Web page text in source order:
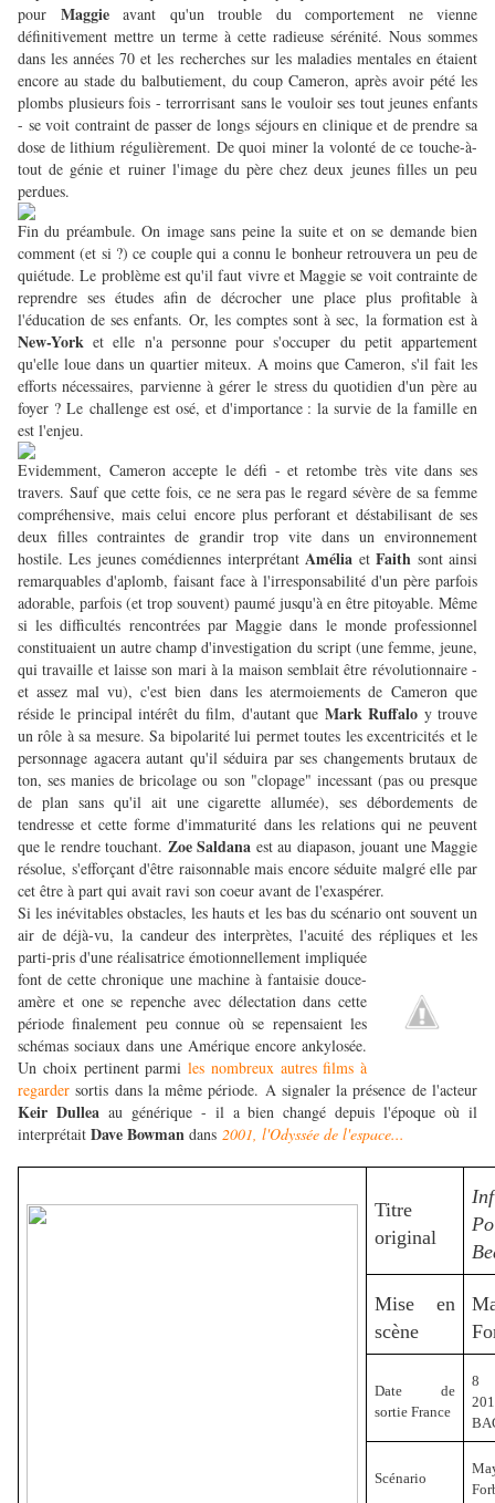
pour Maggie avant qu'un trouble du comportement ne vienne
définitivement mettre un terme à cette radieuse sérénité. Nous sommes
dans les années 70 et les recherches sur les maladies mentales en étaient
encore au stade du balbutiement, du coup Cameron, après avoir pété les
plombs plusieurs fois - terrorrisant sans le vouloir ses tout jeunes enfants
- se voit contraint de passer de longs séjours en clinique et de prendre sa
dose de lithium régulièrement. De quoi miner la volonté de ce touche-à-
tout de génie et ruiner l'image du père chez deux jeunes filles un peu
perdues.
Fin du préambule. On image sans peine la suite et on se demande bien
comment (et si ?) ce couple qui a connu le bonheur retrouvera un peu de
quiétude. Le problème est qu'il faut vivre et Maggie se voit contrainte de
reprendre ses études afin de décrocher une place plus profitable à
l'éducation de ses enfants. Or, les comptes sont à sec, la formation est à
New-Yorket elle n'a personne pour s'occuper du petit appartement
qu'elle loue dans un quartier miteux. A moins que Cameron, s'il fait les
efforts nécessaires, parvienne à gérer le stress du quotidien d'un père au
foyer ? Le challenge est osé, et d'importance : la survie de la famille en
est l'enjeu.
Evidemment, Cameron accepte le défi - et retombe très vite dans ses
travers. Sauf que cette fois, ce ne sera pas le regard sévère de sa femme
compréhensive, mais celui encore plus perforant et déstabilisant de ses
deux filles contraintes de grandir trop vite dans un environnement
hostile. Les jeunes comédiennes interprétantAmélia etFaith sont ainsi
remarquables d'aplomb, faisant face à l'irresponsabilité d'un père parfois
adorable, parfois (et trop souvent) paumé jusqu'à en être pitoyable. Même
si les difficultés rencontrées par Maggie dans le monde professionnel
constituaient un autre champ d'investigation du script (une femme, jeune,
qui travaille et laisse son mari à la maison semblait être révolutionnaire -
et assez mal vu), c'est bien dans les atermoiements de Cameron que
réside le principal intérêt du film, d'autant que Mark Ruffalo y trouve
un rôle à sa mesure. Sa bipolarité lui permet toutes les excentricités et le
personnage agacera autant qu'il séduira par ses changements brutaux de
ton, ses manies de bricolage ou son "clopage" incessant (pas ou presque
de plan sans qu'il ait une cigarette allumée), ses débordements de
tendresse et cette forme d'immaturité dans les relations qui ne peuvent
que le rendre touchant. Zoe Saldana est au diapason, jouant une Maggie
résolue, s'efforçant d'être raisonnable mais encore séduite malgré elle par
cet être à part qui avait ravi son coeur avant de l'exaspérer.
Si les inévitables obstacles, les hauts et les bas du scénario ont souvent un
air de déjà-vu, la candeur des interprètes, l'acuité des répliques et les
parti-pris d'une réalisatrice émotionnellement impliquée
font de cette chronique une machine à fantaisie douce-
amère et one se repenche avec délectation dans cette
période finalement peu connue où se repensaient les
schémas sociaux dans une Amérique encore ankylosée.
Un choix pertinent parmi les nombreux autres films à
regardersortis dans la même période. A signaler la présence de l'acteur
Keir Dullea au générique - il a bien changé depuis l'époque où il
interprétait Dave Bowman dans 2001, l'Odyssée de l'espace...
Titre
original
Mise en
scène
Date de
sortie France
8
Scénario